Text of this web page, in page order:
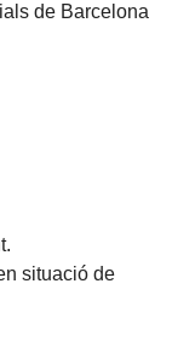
de Barcelona
situació de